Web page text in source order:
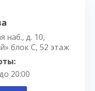
наб., д. 10,
блок С, 52 этаж
20:00